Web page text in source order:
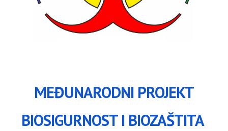
MEĐUNARODNI PROJEKT
BIOSIGURNOST I BIOZAŠTITA